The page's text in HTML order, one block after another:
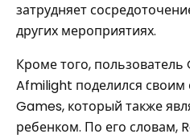
затрудняет
других мероприятиях.
Кроме того,
Afmilight поделился
Games, который также
ребенком. По его словам,